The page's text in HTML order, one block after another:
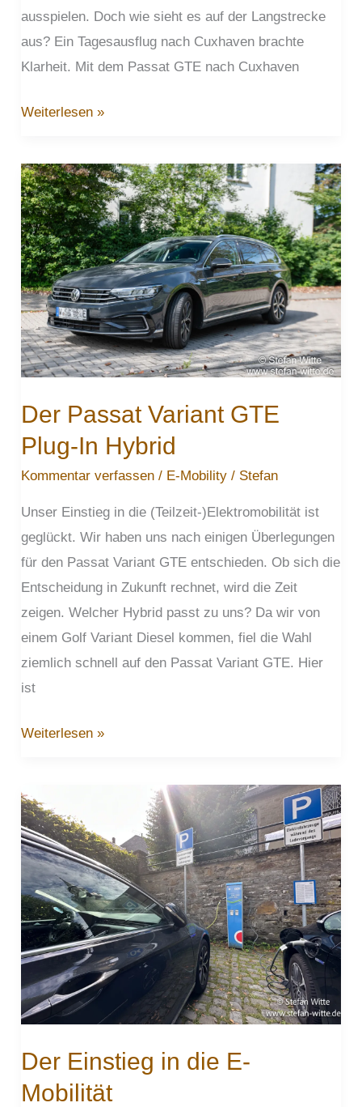
ausspielen. Doch wie sieht es auf der Langstrecke
aus? Ein Tagesausflug nach Cuxhaven brachte
Klarheit. Mit dem Passat GTE nach Cuxhaven
Der
Test
des
Passat
GTE
auf
Langstrecke
Weiterlesen »
Der Passat Variant GTE
Plug-In Hybrid
Kommentar verfassen / E-Mobility / Stefan
Unser Einstieg in die (Teilzeit-)Elektromobilität ist
geglückt. Wir haben uns nach einigen Überlegungen
für den Passat Variant GTE entschieden. Ob sich die
Entscheidung in Zukunft rechnet, wird die Zeit
zeigen. Welcher Hybrid passt zu uns? Da wir von
einem Golf Variant Diesel kommen, fiel die Wahl
ziemlich schnell auf den Passat Variant GTE. Hier
ist
Der
GTE
Plug-
In
Hybrid
Weiterlesen »
Der Einstieg in die E-
Mobilität